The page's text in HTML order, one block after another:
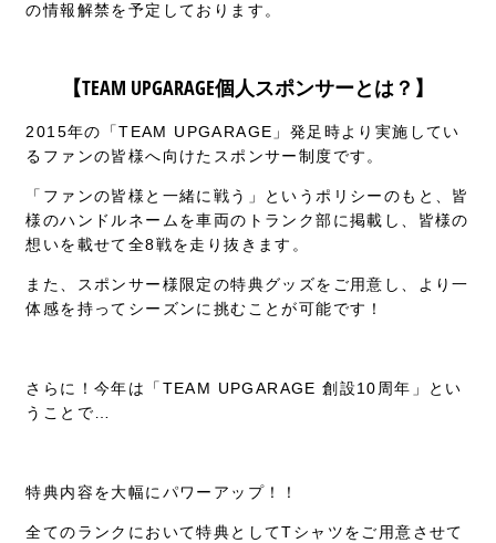
の情報解禁を予定しております。
【TEAM UPGARAGE個人スポンサーとは？】
2015年の「TEAM UPGARAGE」発足時より実施してい
るファンの皆様へ向けたスポンサー制度です。
「ファンの皆様と一緒に戦う」というポリシーのもと、皆
様のハンドルネームを車両のトランク部に掲載し、皆様の
想いを載せて全8戦を走り抜きます。
また、スポンサー様限定の特典グッズをご用意し、より一
体感を持ってシーズンに挑むことが可能です！
さらに！今年は「TEAM UPGARAGE 創設10周年」とい
うことで…
特典内容を大幅にパワーアップ！！
全てのランクにおいて特典としてTシャツをご用意させて